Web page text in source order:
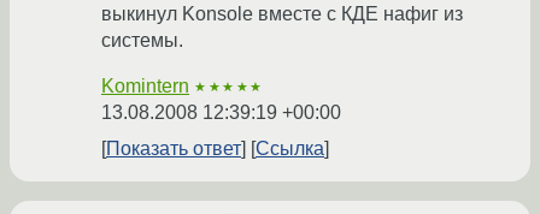
выкинул Konsole вместе с КДЕ нафиг из
системы.
Komintern ★★★★★
13.08.2008 12:39:19 +00:00
Показать ответ
Ссылка